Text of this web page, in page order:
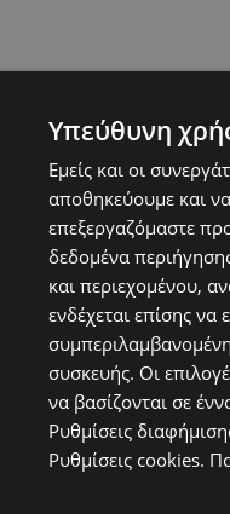
Υπεύθυνη
Εμείς και οι
αποθηκεύουμε και
επεξεργαζόμαστε
δεδομένα
και περιεχομένου,
ενδέχεται επίσης
συσκευής. Οι
να βασίζονται σε
Ρυθμίσεις
Ρυθμίσεις cookies.